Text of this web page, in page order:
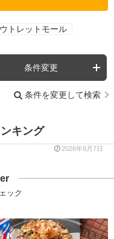
トレットモール
条件変更
条件を変更して検索
キング
2026年8月7日
ック